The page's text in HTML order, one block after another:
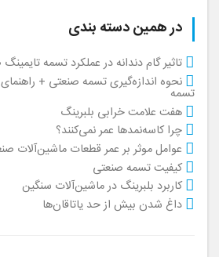
در همین دسته بندی
تاثیر گام دندانه در عملکرد تسمه
نحوه اندازه‌گیری تسمه صنعتی +
تسمه
هفت علامت خرابی بلبرینگ
چرا کاسه‌نمدها عمر نمی‌کنند؟
عوامل موثر بر عمر قطعات ماشین‌آلات
کیفیت تسمه صنعتی
کاربرد بلبرینگ در ماشین‌آلات سنگین
داغ شدن بیش از حد یاتاقان‌ها